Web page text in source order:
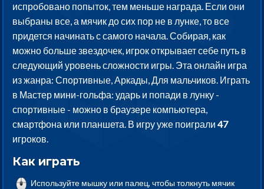
испробовано попыток, тем меньше награда. Если они
выбраны все, а мячик до сих пор не в лунке, то все
придется начинать с самого начала. Собирая, как
можно больше звездочек, игрок открывает себе путь в
следующий уровень сложности игры. Эта онлайн игра
из жанра: Спортивные, Аркады, Для мальчиков. Играть
в Мастер мини-гольфа: ударь и попади в лунку -
спортивные - можно в браузере компьютера,
смартфона или планшета. В игру уже поиграли47
игроков.
Как играть
Используйте мышку или палец, чтобы толкнуть мячик